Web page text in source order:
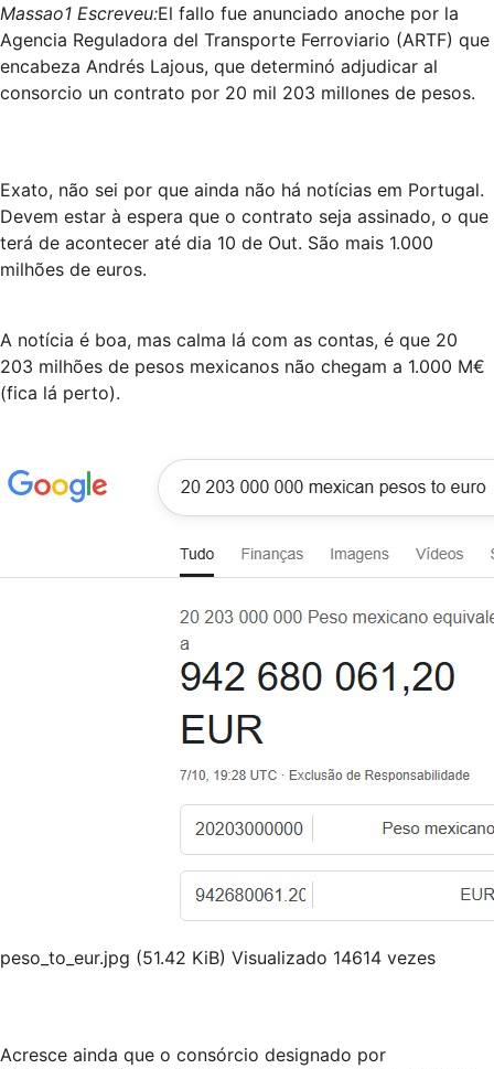
Massao1 Escreveu:El fallo fue anunciado anoche por la
Agencia Reguladora del Transporte Ferroviario (ARTF) que
encabeza Andrés Lajous, que determinó adjudicar al
consorcio un contrato por 20 mil 203 millones de pesos.
Exato, não sei por que ainda não há notícias em Portugal.
Devem estar à espera que o contrato seja assinado, o que
terá de acontecer até dia 10 de Out. São mais 1.000
milhões de euros.
A notícia é boa, mas calma lá com as contas, é que 20
203 milhões de pesos mexicanos não chegam a 1.000 M€
(fica lá perto).
peso_to_eur.jpg (51.42 KiB) Visualizado 14614 vezes
Acresce ainda que o consórcio designado por